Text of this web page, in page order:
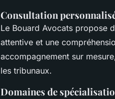
Consultation
Le Bouard Avocats propose
attentive et une
accompagnement sur
les tribunaux.
Domaines de